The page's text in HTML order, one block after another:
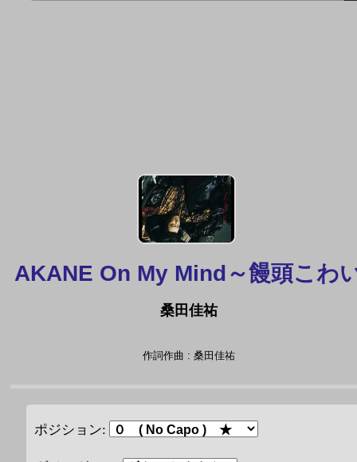
AKANE On My Mind～饅頭こわ
桑田佳祐
作詞作曲 : 桑田佳祐
ポジション: